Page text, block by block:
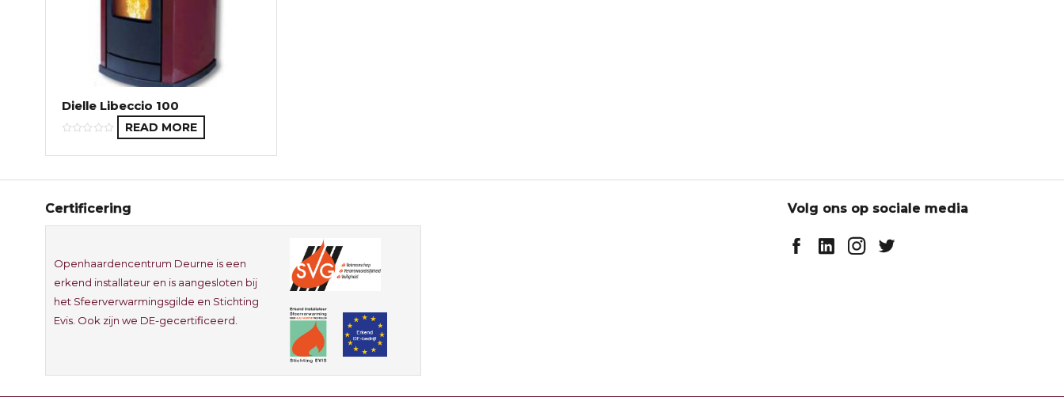
Dielle Libeccio 100
READ MORE
Certificering
Openhaardencentrum Deurne is een
erkend installateur en is aangesloten bij
het Sfeerverwarmingsgilde en Stichting
Evis. Ook zijn we DE-gecertificeerd.
Volg ons op sociale media